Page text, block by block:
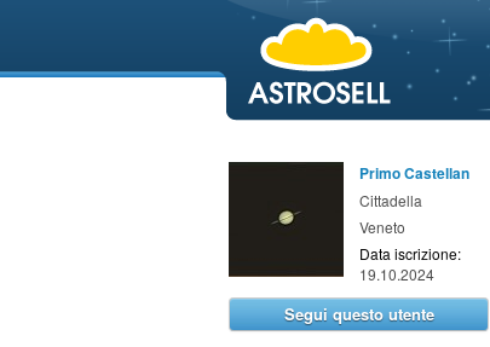
Primo Castellan
Cittadella
Veneto
Data iscrizione:
19.10.2024
Segui questo utente